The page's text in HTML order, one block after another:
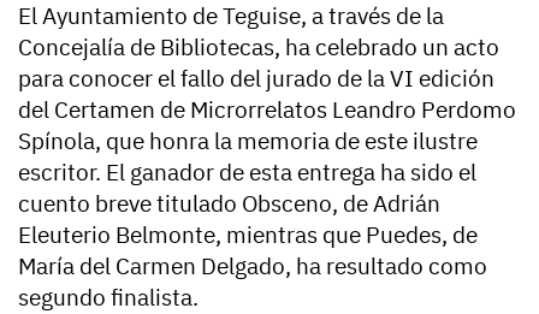
El Ayuntamiento de Teguise, a través de la
Concejalía de Bibliotecas, ha celebrado un acto
para conocer el fallo del jurado de la VI edición
del Certamen de Microrrelatos Leandro Perdomo
Spínola, que honra la memoria de este ilustre
escritor. El ganador de esta entrega ha sido el
cuento breve titulado Obsceno, de Adrián
Eleuterio Belmonte, mientras que Puedes, de
María del Carmen Delgado, ha resultado como
segundo finalista.